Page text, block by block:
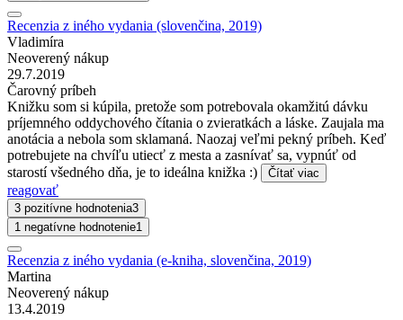
Recenzia z iného vydania (slovenčina, 2019)
Vladimíra
Neoverený nákup
29.7.2019
Čarovný príbeh
Knižku som si kúpila, pretože som potrebovala okamžitú dávku
príjemného oddychového čítania o zvieratkách a láske. Zaujala ma
anotácia a nebola som sklamaná. Naozaj veľmi pekný príbeh. Keď
potrebujete na chvíľu utiecť z mesta a zasnívať sa, vypnúť od
starostí všedného dňa, je to ideálna knižka :)
Čítať viac
reagovať
3 pozitívne hodnotenia3
1 negatívne hodnotenie1
Recenzia z iného vydania (e-kniha, slovenčina, 2019)
Martina
Neoverený nákup
13.4.2019